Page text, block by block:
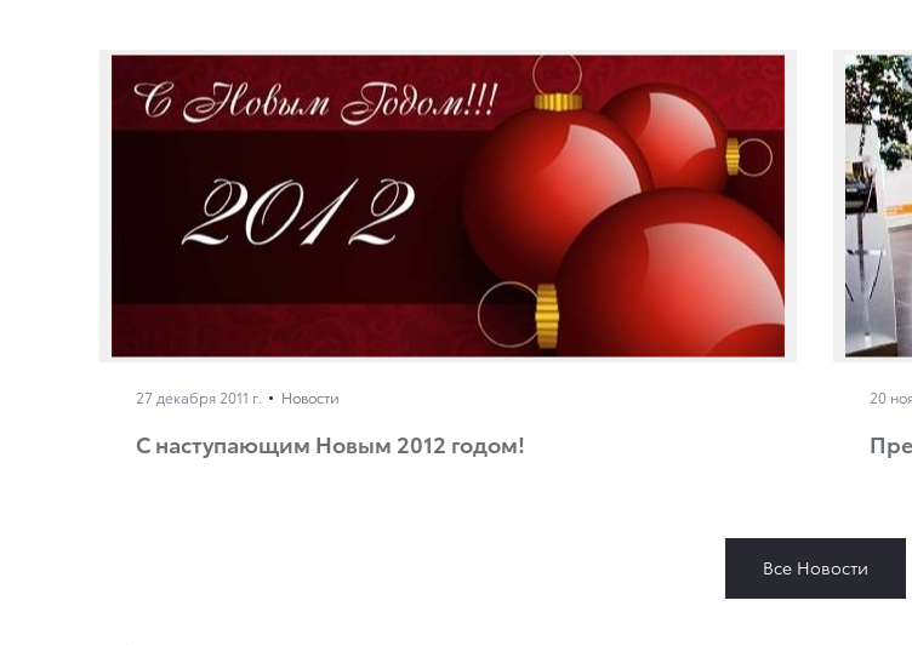
27 декабря 2011 г. Новости
С наступающим Новым 2012 годом!
20
Все Новости